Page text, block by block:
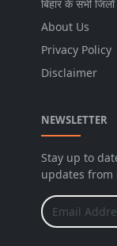
बिहार के सभी
About Us
Privacy Policy
Disclaimer
NEWSLETTER
Stay up to
updates from